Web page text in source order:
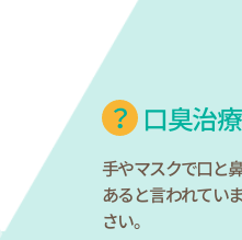
口臭治
手やマスクで口と
あると言われてい
さい。